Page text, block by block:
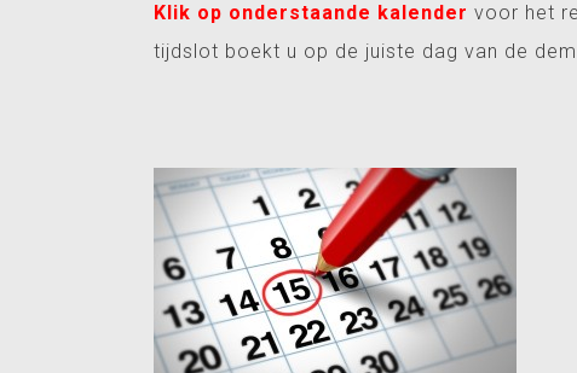
Klik op onderstaande kalender voor het
tijdslot boekt u op de juiste dag van de